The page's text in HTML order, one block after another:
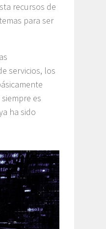
recursos de
para ser
servicios, los
es
ha sido